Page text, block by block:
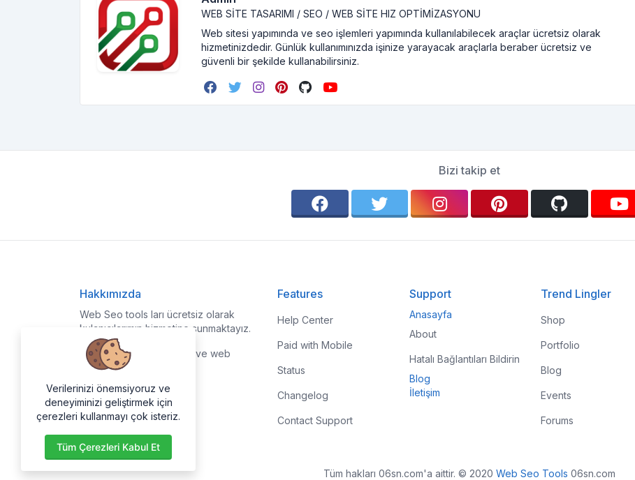
WEB SITE TASARIMI / SEO / WEB SITE HIZ OPTIMIZASYONU
Web sitesi yapımında ve seo işlemleri yapımında kullanılabilecek araçlar ücretsiz olarak
hizmetinizdedir. Günlük kullanımınızda işinize yarayacak araçlarla beraber ücretsiz ve
güvenli bir şekilde kullanabilirsiniz.
Bizi takip et
Hakkımızda
Web Seo tools ları ücretsiz olarak
kulanıcılarımın hizmetine sunmaktayız.
Tüm yeni ve güncell seo ve web
araçları hizmetinizde.
Features
Help Center
Paid with Mobile
Status
Changelog
Contact Support
Support
Anasayfa
About
Hatalı Bağlantıları Bildirin
Blog
İletişim
Trend Lingler
Shop
Portfolio
Blog
Events
Forums
Tüm hakları 06sn.com'a aittir. © 2020 Web Seo Tools 06sn.com
Verilerinizi önemsiyoruz ve
deneyiminizi geliştirmek için
çerezleri kullanmayı çok isteriz.
Tüm Çerezleri Kabul Et